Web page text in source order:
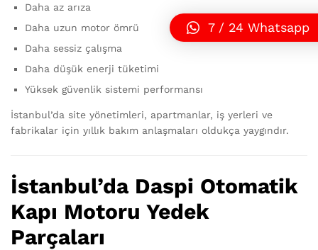
Daha az arıza
Daha uzun motor ömrü
Daha sessiz çalışma
Daha düşük enerji tüketimi
Yüksek güvenlik sistemi performansı
İstanbul’da site yönetimleri, apartmanlar, iş yerleri ve
fabrikalar için yıllık bakım anlaşmaları oldukça yaygındır.
İstanbul’da Daspi Otomatik
Kapı Motoru Yedek
Parçaları
7 / 24 Whatsapp